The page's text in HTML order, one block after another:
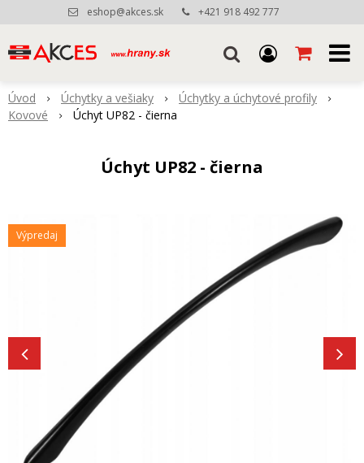
eshop@akces.sk +421 918 492 777
Úvod Úchytky a vešiaky
Úchytky a úchytové profily
Kovové
Úchyt UP82 - čierna
Úchyt UP82 - čierna
Výpredaj